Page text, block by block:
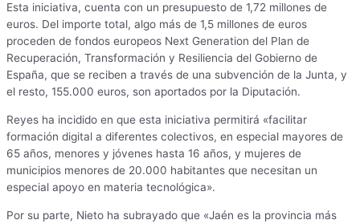
Esta iniciativa, cuenta con un presupuesto de 1,72 millones de
euros. Del importe total, algo más de 1,5 millones de euros
proceden de fondos europeos Next Generation del Plan de
Recuperación, Transformación y Resiliencia del Gobierno de
España, que se reciben a través de una subvención de la Junta, y
el resto, 155.000 euros, son aportados por la Diputación.
Reyes ha incidido en que esta iniciativa permitirá «facilitar
formación digital a diferentes colectivos, en especial mayores de
65 años, menores y jóvenes hasta 16 años, y mujeres de
municipios menores de 20.000 habitantes que necesitan un
especial apoyo en materia tecnológica».
Por su parte, Nieto ha subrayado que «Jaén es la provincia más